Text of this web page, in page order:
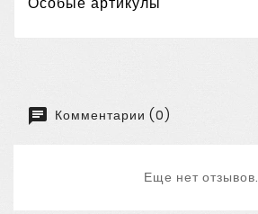
Комментарии (0)
Еще нет отзывов.